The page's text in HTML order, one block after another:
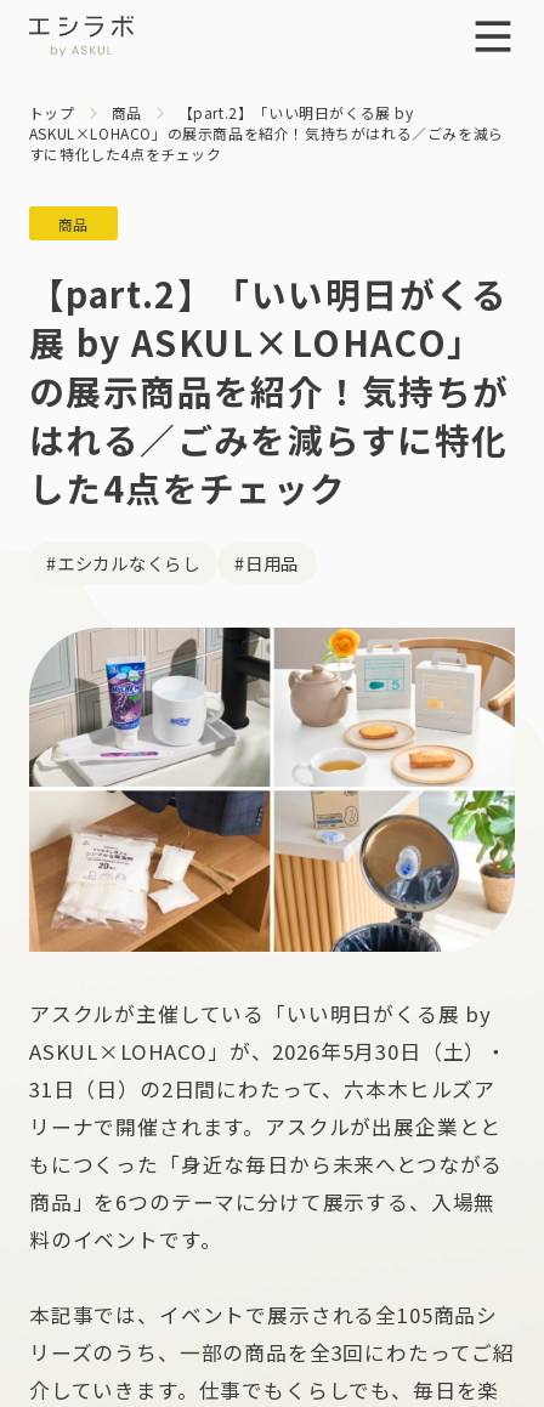
トップ 商品
【part.2】「いい明日がくる展 by
ASKUL×LOHACO」の展示商品を紹介！気持ちがはれる／ごみを減ら
すに特化した4点をチェック
商品
【part.2】「いい明日がくる
展 by ASKUL×LOHACO」
の展示商品を紹介！気持ちが
はれる／ごみを減らすに特化
した4点をチェック
#エシカルなくらし #日用品
アスクルが主催している「いい明日がくる展 by
ASKUL×LOHACO」が、2026年5月30日（土）・
31日（日）の2日間にわたって、六本木ヒルズア
リーナで開催されます。アスクルが出展企業とと
もにつくった「身近な毎日から未来へとつながる
商品」を6つのテーマに分けて展示する、入場無
料のイベントです。
本記事では、イベントで展示される全105商品シ
リーズのうち、一部の商品を全3回にわたってご紹
介していきます。仕事でもくらしでも、毎日を楽